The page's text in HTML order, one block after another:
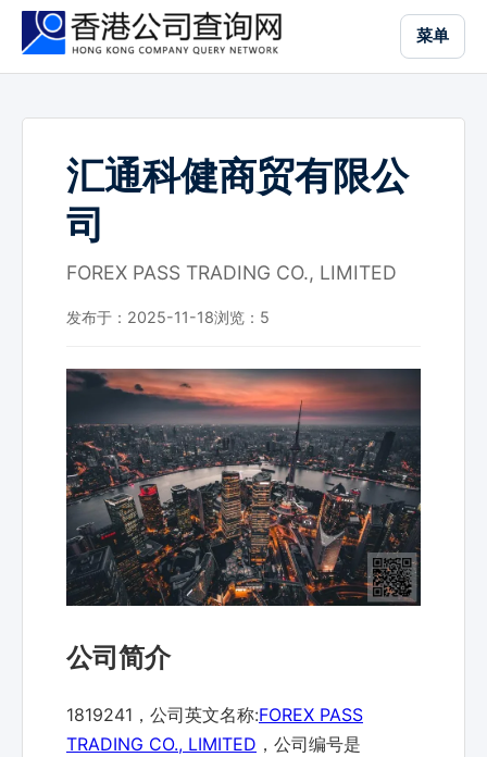
菜单
汇通科健商贸有限公
司
FOREX PASS TRADING CO., LIMITED
发布于：2025-11-18浏览： 5
公司简介
1819241，公司英文名称:FOREX PASS
TRADING CO., LIMITED ，公司编号是